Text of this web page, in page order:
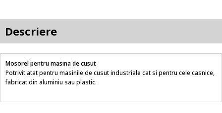
Descriere
Mosorel pentru masina de cusut
Potrivit atat pentru masinile de cusut industriale cat si pentru cele casnice,
fabricat din aluminiu sau plastic.